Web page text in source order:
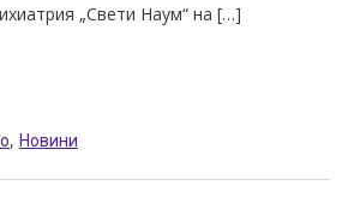
„Свети Наум“ на […]
, Новини